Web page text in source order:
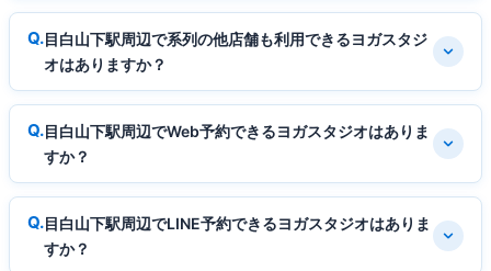
目白山下駅周辺で系列の他店舗も利用できるヨガスタジ
オはありますか？
目白山下駅周辺でWeb予約できるヨガスタジオはありま
すか？
目白山下駅周辺でLINE予約できるヨガスタジオはありま
すか？